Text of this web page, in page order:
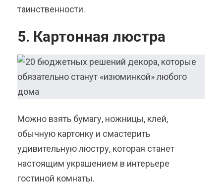
таинственности.
5. Картонная люстра
Можно взять бумагу, ножницы, клей,
обычную картонку и смастерить
удивительную люстру, которая станет
настоящим украшением в интерьере
гостиной комнаты.